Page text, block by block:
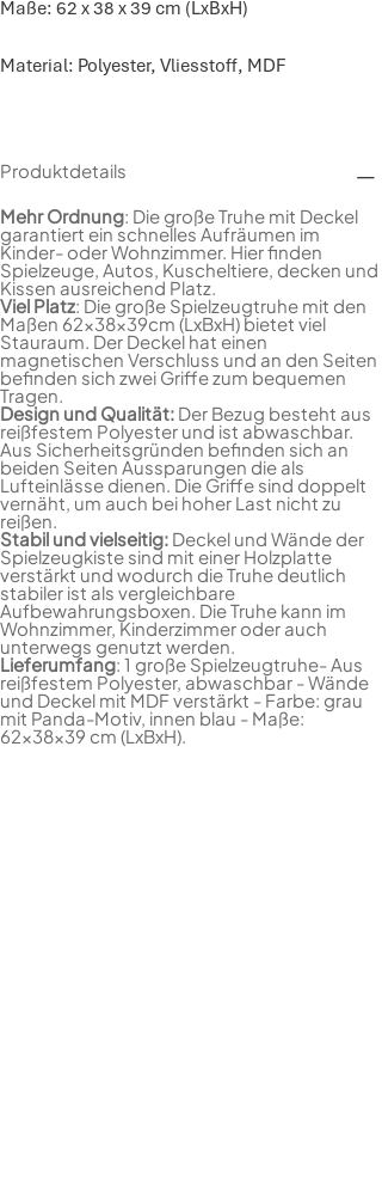
Maße: 62 x 38 x 39 cm (LxBxH)
Material: Polyester, Vliesstoff, MDF
Produktdetails
Mehr Ordnung: Die große Truhe mit Deckel
garantiert ein schnelles Aufräumen im
Kinder- oder Wohnzimmer. Hier finden
Spielzeuge, Autos, Kuscheltiere, decken und
Kissen ausreichend Platz.
Viel Platz: Die große Spielzeugtruhe mit den
Maßen 62x38x39cm (LxBxH) bietet viel
Stauraum. Der Deckel hat einen
magnetischen Verschluss und an den Seiten
befinden sich zwei Griffe zum bequemen
Tragen.
Design und Qualität: Der Bezug besteht aus
reißfestem Polyester und ist abwaschbar.
Aus Sicherheitsgründen befinden sich an
beiden Seiten Aussparungen die als
Lufteinlässe dienen. Die Griffe sind doppelt
vernäht, um auch bei hoher Last nicht zu
reißen.
Stabil und vielseitig: Deckel und Wände der
Spielzeugkiste sind mit einer Holzplatte
verstärkt und wodurch die Truhe deutlich
stabiler ist als vergleichbare
Aufbewahrungsboxen. Die Truhe kann im
Wohnzimmer, Kinderzimmer oder auch
unterwegs genutzt werden.
Lieferumfang: 1 große Spielzeugtruhe- Aus
reißfestem Polyester, abwaschbar - Wände
und Deckel mit MDF verstärkt - Farbe: grau
mit Panda-Motiv, innen blau - Maße:
62x38x39 cm (LxBxH).